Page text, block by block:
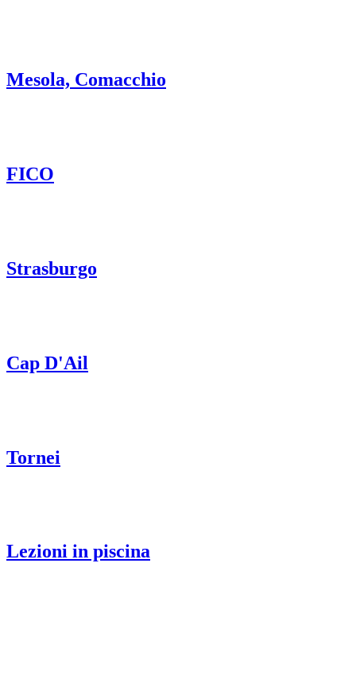
Mesola, Comacchio
FICO
Strasburgo
Cap D'Ail
Tornei
Lezioni in piscina